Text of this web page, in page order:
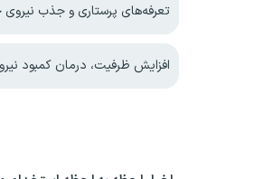
تعرفه‌های پرستاری و جذب
افزایش ظرفیت، درمان کمبود نیرو